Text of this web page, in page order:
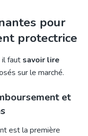
pour
protectrice
il faut savoir lire
sur le marché.
et
est la première